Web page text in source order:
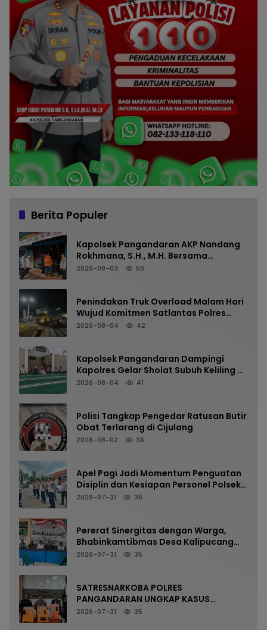
Berita Populer
Kapolsek Pangandaran AKP Nandang
Rokhmana, S.H., M.H. Bersama
Anggota Cek TKP Kebakaran Ruko
2026-08-03 50
Penindakan Truk Overload Malam Hari
Wujud Komitmen Satlantas Polres
Pangandaran Menjaga Keselamatan
2026-08-04 42
Kapolsek Pangandaran Dampingi
Kapolres Gelar Sholat Subuh Keliling di
Masjid Jami Al-Furqon, Pererat
2026-08-04 41
Polisi Tangkap Pengedar Ratusan Butir
Obat Terlarang di Cijulang
2026-08-02 36
Apel Pagi Jadi Momentum Penguatan
Disiplin dan Kesiapan Personel Polsek
Kalipucang
2026-07-31 36
Pererat Sinergitas dengan Warga,
Bhabinkamtibmas Desa Kalipucang
Ikuti Rangkaian Milangkala Desa ke-
2026-07-31 35
SATRESNARKOBA POLRES
PANGANDARAN UNGKAP KASUS
NARKOTIKA MELALUI PRESS RELEASE
2026-07-31 35